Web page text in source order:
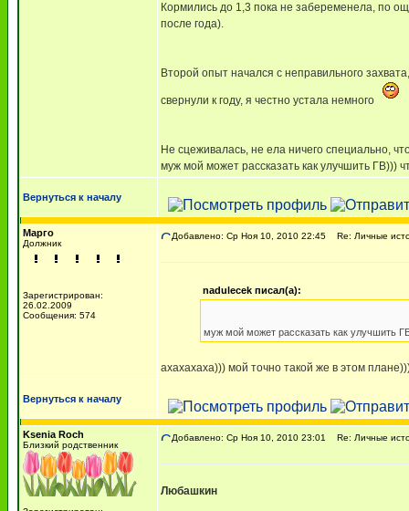
Кормились до 1,3 пока не забеременела, по
после года).
Второй опыт начался с неправильного
свернули к году, я честно устала немного
Не сцеживалась, не ела ничего специально,
муж мой может рассказать как улучшить ГВ)))
Вернуться к началу
Марго
Должник
Зарегистрирован:
26.02.2009
Сообщения: 574
Добавлено: Ср Ноя 10, 2010 22:45 Re: Личные
nadulecek писал(а):
муж мой может рассказать как улучшить
ахахахаха))) мой точно такой же в этом
Вернуться к началу
Ksenia Roch
Близкий родственник
Добавлено: Ср Ноя 10, 2010 23:01 Re: Личные
Любашкин